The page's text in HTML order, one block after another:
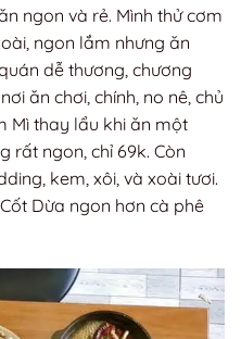
ngon và rẻ. Mình thử cơm
ngon lắm nhưng ăn
dễ thương, chương
ăn chơi, chính, no nê, chủ
Mì thay lẩu khi ăn một
rất ngon, chỉ 69k. Còn
kem, xôi, và xoài tươi.
Dừa ngon hơn cà phê